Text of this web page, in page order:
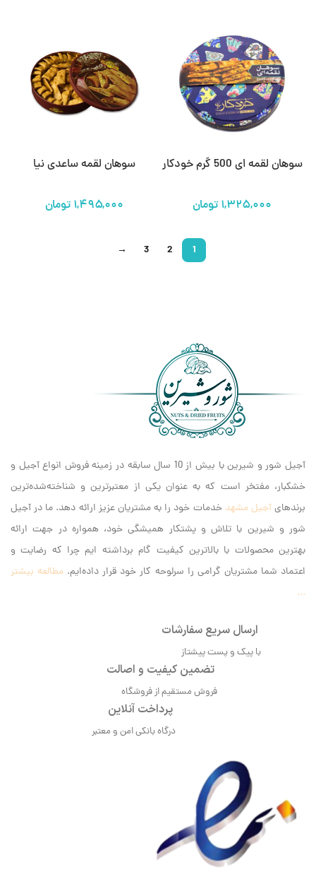
سوهان لقمه ای 500 گرم خودکار
تومان
سوهان لقمه ساعدی نیا
تومان
1
2
3
→
آجیل شور و شیرین با بیش از 10 سال سابقه در زمینه فروش انواع آجیل و
خشکبار، مفتخر است که به عنوان یکی از معتبرترین و شناخته‌شده‌ترین
برندهایآجیل مشهد خدمات خود را به مشتریان عزیز ارائه دهد. ما در آجیل
شور و شیرین با تلاش و پشتکار همیشگی خود، همواره در جهت ارائه
بهترین محصولات با بالاترین کیفیت گام برداشته ایم‌ چرا که رضایت و
اعتماد شما مشتریان گرامی را سرلوحه کار خود قرار داده‌ایم. مطالعه بیشتر
...
ارسال سریع سفارشات
با پیک و پست پیشتاز
تضمین کیفیت و اصالت
فروش مستقیم از فروشگاه
پرداخت آنلاین
درگاه بانکی امن و معتبر